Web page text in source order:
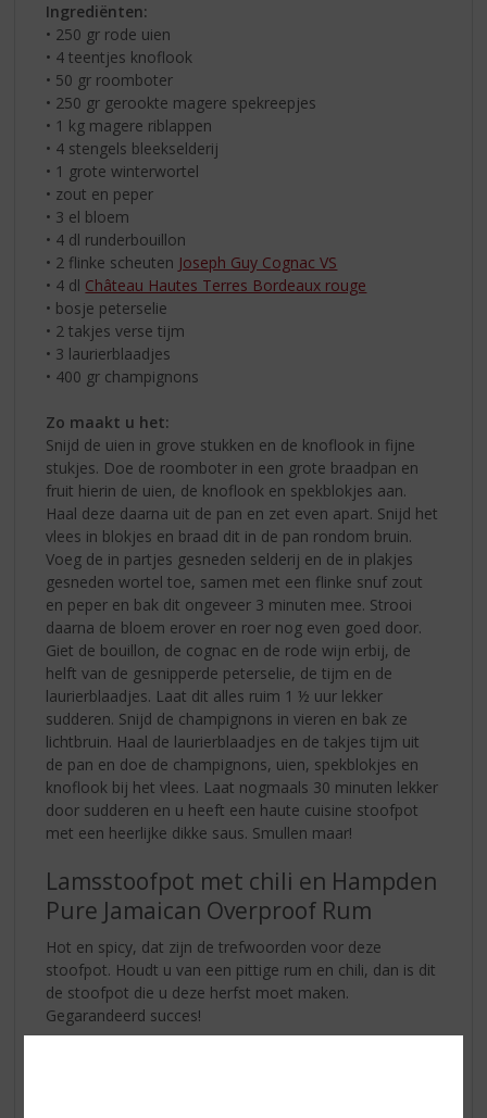
Ingrediënten:
• 250 gr rode uien
• 4 teentjes knoflook
• 50 gr roomboter
• 250 gr gerookte magere spekreepjes
• 1 kg magere riblappen
• 4 stengels bleekselderij
• 1 grote winterwortel
• zout en peper
• 3 el bloem
• 4 dl runderbouillon
• 2 flinke scheuten Joseph Guy Cognac VS
• 4 dl Château Hautes Terres Bordeaux rouge
• bosje peterselie
• 2 takjes verse tijm
• 3 laurierblaadjes
• 400 gr champignons
Zo maakt u het:
Snijd de uien in grove stukken en de knoflook in fijne
stukjes. Doe de roomboter in een grote braadpan en
fruit hierin de uien, de knoflook en spekblokjes aan.
Haal deze daarna uit de pan en zet even apart. Snijd het
vlees in blokjes en braad dit in de pan rondom bruin.
Voeg de in partjes gesneden selderij en de in plakjes
gesneden wortel toe, samen met een flinke snuf zout
en peper en bak dit ongeveer 3 minuten mee. Strooi
daarna de bloem erover en roer nog even goed door.
Giet de bouillon, de cognac en de rode wijn erbij, de
helft van de gesnipperde peterselie, de tijm en de
laurierblaadjes. Laat dit alles ruim 1 ½ uur lekker
sudderen. Snijd de champignons in vieren en bak ze
lichtbruin. Haal de laurierblaadjes en de takjes tijm uit
de pan en doe de champignons, uien, spekblokjes en
knoflook bij het vlees. Laat nogmaals 30 minuten lekker
door sudderen en u heeft een haute cuisine stoofpot
met een heerlijke dikke saus. Smullen maar!
Lamsstoofpot met chili en Hampden
Pure Jamaican Overproof Rum
Hot en spicy, dat zijn de trefwoorden voor deze
stoofpot. Houdt u van een pittige rum en chili, dan is dit
de stoofpot die u deze herfst moet maken.
Gegarandeerd succes!